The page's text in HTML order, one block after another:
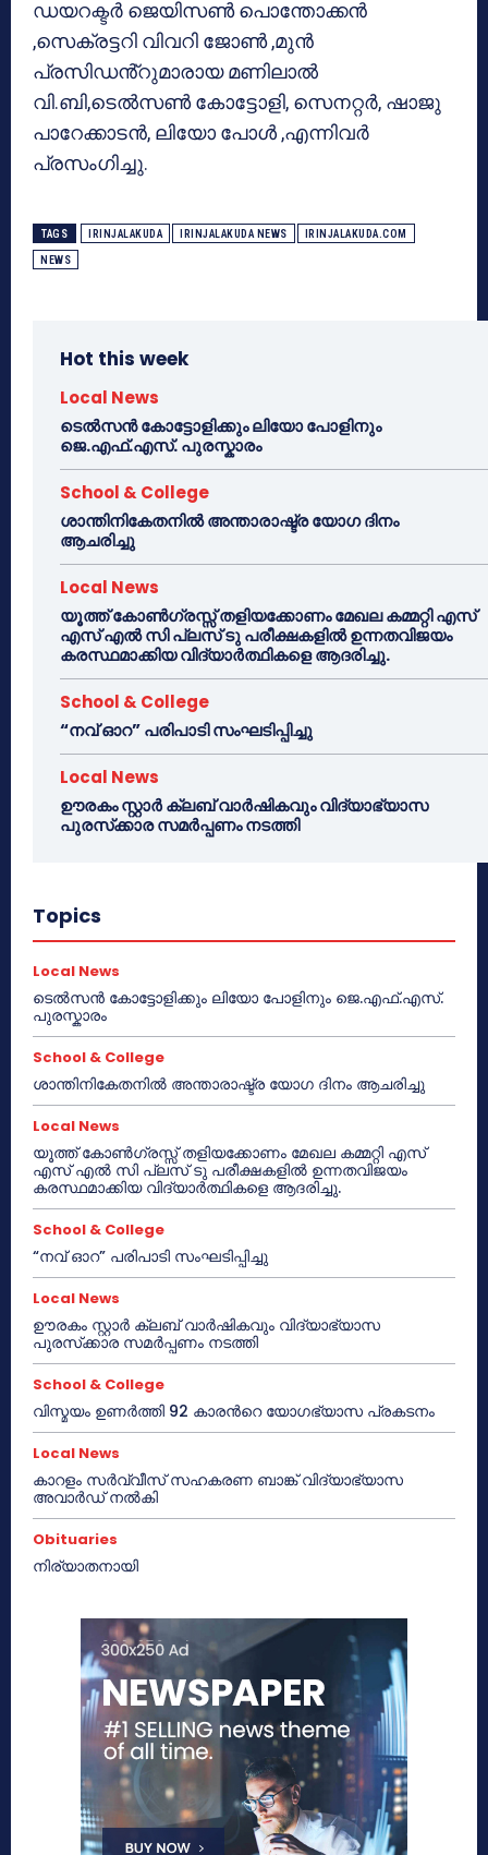
ഡയറക്ടർ ജെയിസൺ പൊന്തോക്കൻ
,സെക്രട്ടറി വിവറി ജോൺ ,മുൻ
പ്രസിഡൻ്റുമാരായ മണിലാൽ
വി.ബി,ടെൽസൺ കോട്ടോളി, സെനറ്റർ, ഷാജു
പാറേക്കാടൻ, ലിയോ പോൾ ,എന്നിവർ
പ്രസംഗിച്ചു.
TAGS IRINJALAKUDA IRINJALAKUDA NEWS IRINJALAKUDA.COM
NEWS
Hot this week
Local News
ടെൽസൻ കോട്ടോളിക്കും ലിയോ പോളിനും
ജെ.എഫ്.എസ്. പുരസ്കാരം
School & College
ശാന്തിനികേതനിൽ അന്താരാഷ്ട്ര യോഗ ദിനം
ആചരിച്ചു
Local News
യൂത്ത് കോൺഗ്രസ്സ് തളിയക്കോണം മേഖല കമ്മറ്റി എസ്
എസ് എൽ സി പ്ലസ് ടു പരീക്ഷകളിൽ ഉന്നതവിജയം
കരസ്ഥമാക്കിയ വിദ്യാർത്ഥികളെ ആദരിച്ചു.
School & College
“നവ് ഓറ” പരിപാടി സംഘടിപ്പിച്ചു
Local News
ഊരകം സ്റ്റാർ ക്ലബ് വാർഷികവും വിദ്യാഭ്യാസ
പുരസ്‌ക്കാര സമർപ്പണം നടത്തി
Topics
Local News
ടെൽസൻ കോട്ടോളിക്കും ലിയോ പോളിനും ജെ.എഫ്.എസ്.
പുരസ്കാരം
School & College
ശാന്തിനികേതനിൽ അന്താരാഷ്ട്ര യോഗ ദിനം ആചരിച്ചു
Local News
യൂത്ത് കോൺഗ്രസ്സ് തളിയക്കോണം മേഖല കമ്മറ്റി എസ്
എസ് എൽ സി പ്ലസ് ടു പരീക്ഷകളിൽ ഉന്നതവിജയം
കരസ്ഥമാക്കിയ വിദ്യാർത്ഥികളെ ആദരിച്ചു.
School & College
“നവ് ഓറ” പരിപാടി സംഘടിപ്പിച്ചു
Local News
ഊരകം സ്റ്റാർ ക്ലബ് വാർഷികവും വിദ്യാഭ്യാസ
പുരസ്‌ക്കാര സമർപ്പണം നടത്തി
School & College
വിസ്മയം ഉണർത്തി 92 കാരൻറെ യോഗഭ്യാസ പ്രകടനം
Local News
കാറളം സർവ്വീസ് സഹകരണ ബാങ്ക് വിദ്യാഭ്യാസ
അവാർഡ് നൽകി
Obituaries
നിര്യാതനായി